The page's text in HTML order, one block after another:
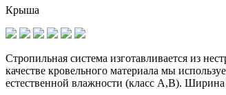
Крыша
Стропильная система изготавливается из
качестве кровельного материала мы
естественной влажности (класс А,В).